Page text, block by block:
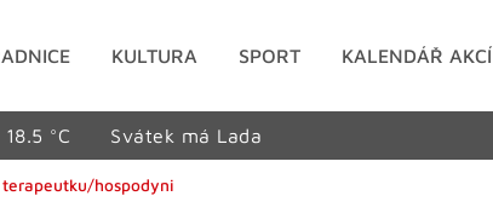
KULTURA SPORT KALENDÁŘ AKCÍ
°C Svátek má Lada
hospodyni